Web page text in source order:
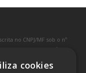
no CNPJ/MF sob o nº
na Rua Kanebo, nº 175,
13213-090
cookies